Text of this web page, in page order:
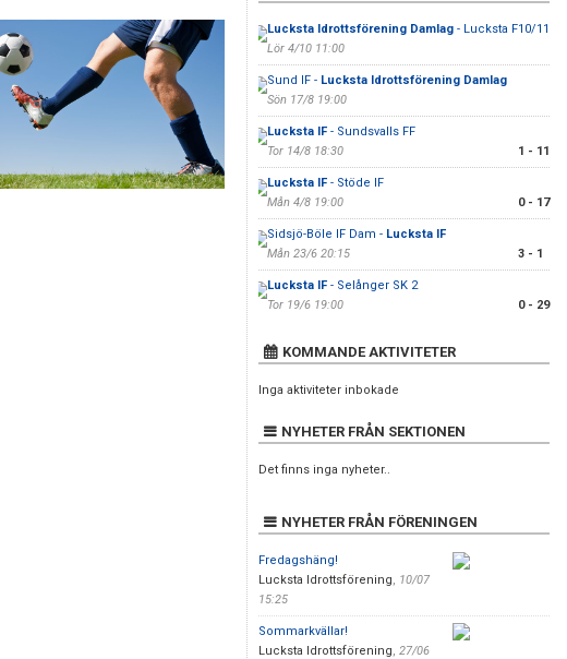
Lucksta Idrottsförening Damlag- Lucksta F10/11
Lör 4/10 11:00
Sund IF - Lucksta Idrottsförening Damlag
Sön 17/8 19:00
Lucksta IF- Sundsvalls FF
Tor 14/8 18:30
1 - 11
Lucksta IF- Stöde IF
Mån 4/8 19:00
0 - 17
Sidsjö-Böle IF Dam - Lucksta IF
Mån 23/6 20:15
3 - 1
Lucksta IF- Selånger SK 2
Tor 19/6 19:00
0 - 29
KOMMANDE AKTIVITETER
Inga aktiviteter inbokade
NYHETER FRÅN SEKTIONEN
Det finns inga nyheter..
NYHETER FRÅN FÖRENINGEN
Fredagshäng!
Lucksta Idrottsförening, 10/07
15:25
Sommarkvällar!
Lucksta Idrottsförening, 27/06